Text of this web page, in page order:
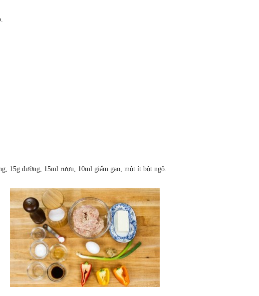
15g đường, 15ml rượu, 10ml giấm gạo, một ít bột ngô.